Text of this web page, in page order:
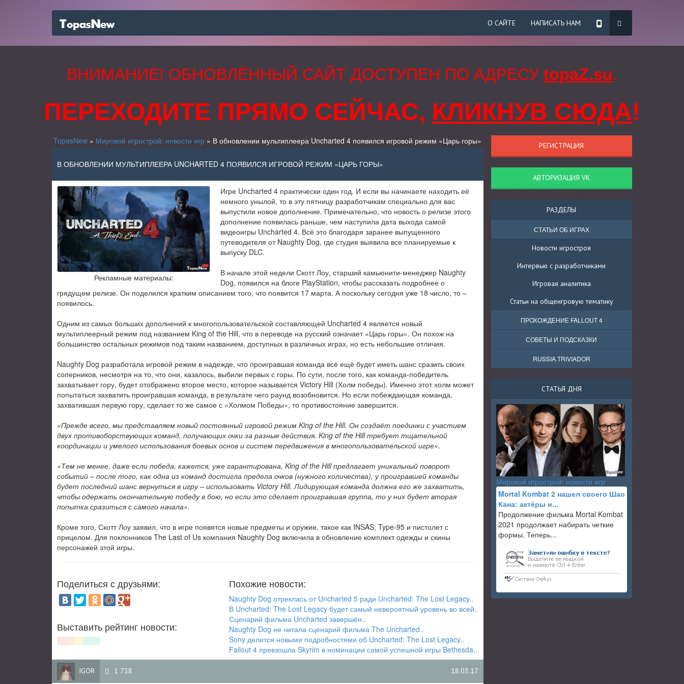
О САЙТЕ НАПИСАТЬ НАМ
ВНИМАНИЕ! ОБНОВЛЁННЫЙ САЙТ ДОСТУПЕН ПО АДРЕСУ topaZ.su.
ПЕРЕХОДИТЕ ПРЯМО СЕЙЧАС, КЛИКНУВ СЮДА!
TopasNew » Мировой игрострой: новости игр » В обновлении мультиплеера Uncharted 4 появился игровой режим «Царь горы»
В ОБНОВЛЕНИИ МУЛЬТИПЛЕЕРА UNCHARTED 4 ПОЯВИЛСЯ ИГРОВОЙ РЕЖИМ «ЦАРЬ ГОРЫ»
Рекламные материалы:
Игре Uncharted 4 практически один год. И если вы начинаете находить её
немного унылой, то в эту пятницу разработчикам специально для вас
выпустили новое дополнение. Примечательно, что новость о релизе этого
дополнение появилась раньше, чем наступила дата выхода самой
видеоигры Uncharted 4. Всё это благодаря заранее выпущенного
путеводителя от Naughty Dog, где студия выявила все планируемые к
выпуску DLC.
В начале этой недели Скотт Лоу, старший камьюнити-менеджер Naughty
Dog, появился на блоге PlayStation, чтобы рассказать подробнее о
грядущем релизе. Он поделился кратким описанием того, что появится 17 марта. А поскольку сегодня уже 18 число, то –
появилось.
Одним из самых больших дополнений к многопользовательской составляющей Uncharted 4 является новый
мультиплеерный режим под названием King of the Hill, что в переводе на русский означает «Царь горы». Он похож на
большинство остальных режимов под таким названием, доступных в различных играх, но есть небольшие отличия.
Naughty Dog разработала игровой режим в надежде, что проигравшая команда всё ещё будет иметь шанс сразить своих
соперников, несмотря на то, что они, казалось, выбили первых с горы. По сути, после того, как команда-победитель
захватывает гору, будет отображено второе место, которое называется Victory Hill (Холм победы). Именно этот холм может
попытаться захватить проигравшая команда, в результате чего раунд возобновится. Но если побеждающая команда,
захватившая первую гору, сделает то же самое с «Холмом Победы», то противостояние завершится.
«Прежде всего, мы представляем новый постоянный игровой режим King of the Hill. Он создаёт поединки с участием
двух противоборствующих команд, получающих очки за разные действия. King of the Hill требует тщательной
координации и умелого использования боевых основ и систем передвижения в многопользовательской игре».
«Тем не менее, даже если победа, кажется, уже гарантирована, King of the Hill предлагает уникальный поворот
событий – после того, как одна из команд достигла предела очков (нужного количества), у проигравшей команды
будет последний шанс вернуться в игру – использовать Victory Hill. Лидирующая команда должна его же захватить,
чтобы одержать окончательную победу в бою, но если это сделает проигравшая группа, то у них будет вторая
попытка сразиться с самого начала».
Кроме того, Скотт Лоу заявил, что в игре появятся новые предметы и оружие, такое как INSAS, Type-95 и пистолет с
прицелом. Для поклонников The Last of Us компания Naughty Dog включила в обновление комплект одежды и скины
персонажей этой игры.
Поделиться с друзьями:
Выставить рейтинг новости:
Похожие новости:
Naughty Dog отреклась от Uncharted 5 ради Uncharted: The Lost Legacy..
В Uncharted: The Lost Legacy будет самый невероятный уровень во всей..
Сценарий фильма Uncharted завершён..
Naughty Dog не читала сценарий фильма The Uncharted..
Sony делится новыми подробностями об Uncharted: The Lost Legacy..
Fallout 4 превзошла Skyrim в номинации самой успешной игры Bethesda..
IGOR 1 738 18.03.17
РЕГИСТРАЦИЯ
АВТОРИЗАЦИЯ VK
РАЗДЕЛЫ
СТАТЬИ ОБ ИГРАХ
Новости игростроя
Интервью с разработчиками
Игровая аналитика
Статьи на общеигровую тематику
ПРОХОЖДЕНИЕ FALLOUT 4
СОВЕТЫ И ПОДСКАЗКИ
RUSSIA.TRIVIADOR
СТАТЬЯ ДНЯ
Мировой игрострой: новости игр
Mortal Kombat 2 нашел своего Шао
Кана: актёры и...
Продолжение фильма Mortal Kombat
2021 продолжает набирать четкие
формы. Теперь...